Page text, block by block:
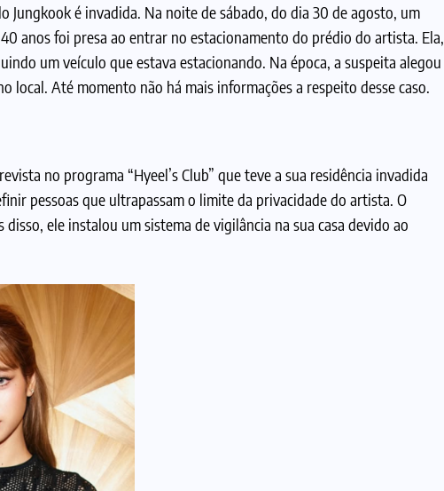
Jungkook é invadida. Na noite de sábado, do dia 30 de agosto, um
anos foi presa ao entrar no estacionamento do prédio do artista. Ela,
um veículo que estava estacionando. Na época, a suspeita alegou
Até momento não há mais informações a respeito desse caso.
no programa “Hyeel’s Club” que teve a sua residência invadida
pessoas que ultrapassam o limite da privacidade do artista. O
ele instalou um sistema de vigilância na sua casa devido ao